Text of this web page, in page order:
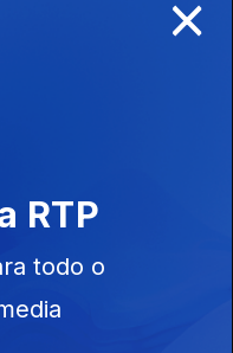
15 ago. 2019
08 ago. 2019
Fonseca
RTP
todo o